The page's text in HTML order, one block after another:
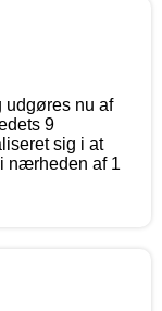
udgøres nu af
9
sig i at
nærheden af 1